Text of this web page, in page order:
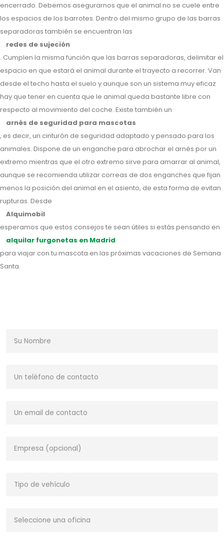
encerrado. Debemos asegurarnos que el animal no se cuele entre
los espacios de los barrotes. Dentro del mismo grupo de las barras
separadoras también se encuentran las
redes de sujeción
. Cumplen la misma función que las barras separadoras, delimitar el
espacio en que estará el animal durante el trayecto a recorrer. Van
desde el techo hasta el suelo y aunque son un sistema muy eficaz
hay que tener en cuenta que le animal queda bastante libre con
respecto al movimiento del coche. Existe también un
arnés de seguridad para mascotas
, es decir, un cinturón de seguridad adaptado y pensado para los
animales. Dispone de un enganche para abrochar el arnés por un
extremo mientras que el otro extremo sirve para amarrar al animal,
aunque se recomienda utilizar correas de dos enganches que fijan
menos la posición del animal en el asiento, de esta forma de evitan
rupturas. Desde
Alquimobil
esperamos que estos consejos te sean útiles si estás pensando en
alquilar furgonetas en Madrid
para viajar con tu mascota en las próximas vacaciones de Semana
Santa.